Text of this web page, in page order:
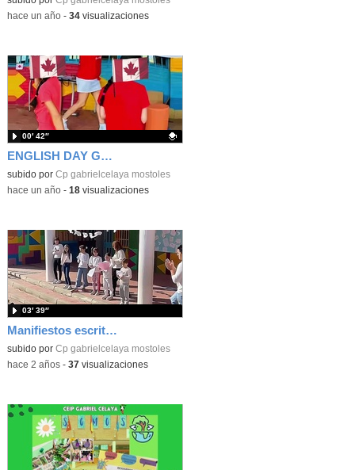
-hace un año- 34visualizaciones
ENGLISH DAY GABRIEL CELAYA
Contenido educativo.
subido por Cp gabrielcelaya mostoles
00′ 42″
-hace un año- 18visualizaciones
Manifiestos escritos por nuestros alumnos/as en el día de la PAZ
subido por Cp gabrielcelaya mostoles
03′ 39″
-hace 2 años- 37 visualizaciones